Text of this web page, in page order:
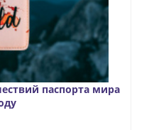
паспорта мира